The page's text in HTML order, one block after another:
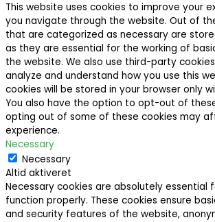
This website uses cookies to improve your
you navigate through the website. Out of
that are categorized as necessary are
as they are essential for the working of
the website. We also use third-party
analyze and understand how you use this
cookies will be stored in your browser only
You also have the option to opt-out of
opting out of some of these cookies may
experience.
Necessary
Necessary
Altid aktiveret
Necessary cookies are absolutely essential
function properly. These cookies ensure
and security features of the website,